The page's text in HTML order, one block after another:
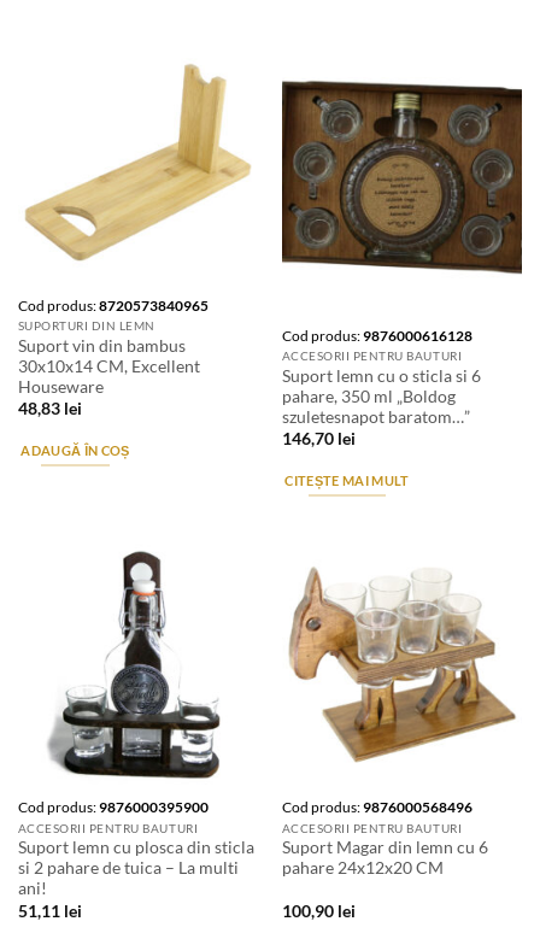
Cod produs:8720573840965
SUPORTURI DIN LEMN
Suport vin din bambus
30x10x14 CM, Excellent
Houseware
48,83 lei
ADAUGĂ ÎN COȘ
Cod produs:9876000616128
ACCESORII PENTRU BAUTURI
Suport lemn cu o sticla si 6
pahare, 350 ml „Boldog
szuletesnapot baratom…”
146,70 lei
CITEȘTE MAI MULT
Cod produs:9876000395900
ACCESORII PENTRU BAUTURI
Suport lemn cu plosca din sticla
si 2 pahare de tuica – La multi
ani!
51,11 lei
Cod produs:9876000568496
ACCESORII PENTRU BAUTURI
Suport Magar din lemn cu 6
pahare 24x12x20 CM
100,90 lei